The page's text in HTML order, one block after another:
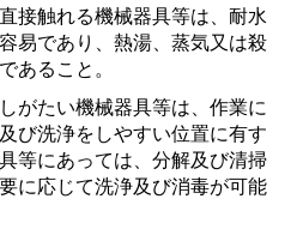
接触れる機械器具等は、耐水
易であり、熱湯、蒸気又は殺
あること。
がたい機械器具等は、作業に
び洗浄をしやすい位置に有す
等にあっては、分解及び清掃
に応じて洗浄及び消毒が可能